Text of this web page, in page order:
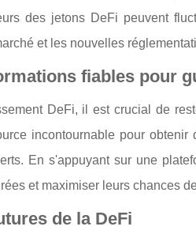
des jetons DeFi peuvent
et les nouvelles
fiables pour
DeFi, il est crucial de
incontournable pour obtenir
En s'appuyant sur une
et maximiser leurs chances
de la DeFi